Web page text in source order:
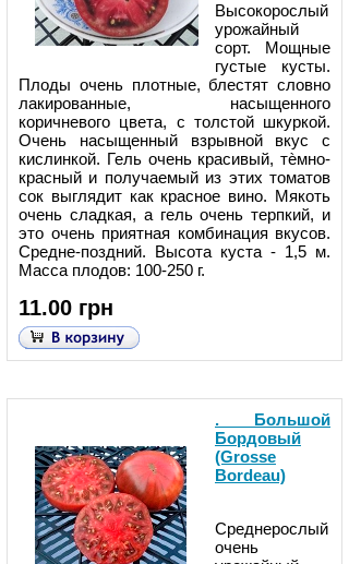
Высокорослый
урожайный
сорт. Мощные
густые кусты.
Плоды очень плотные, блестят словно
лакированные, насыщенного
коричневого цвета, с толстой шкуркой.
Очень насыщенный взрывной вкус с
кислинкой. Гель очень красивый, тѐмно-
красный и получаемый из этих томатов
сок выглядит как красное вино. Мякоть
очень сладкая, а гель очень терпкий, и
это очень приятная комбинация вкусов.
Средне-поздний. Высота куста - 1,5 м.
Масса плодов: 100-250 г.
11.00 грн
. Большой
Бордовый
(Grosse
Bordeau)
Среднерослый
очень